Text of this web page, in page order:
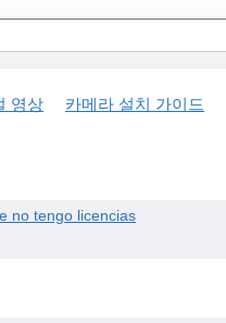
영상 카메라 설치 가이드
no tengo licencias